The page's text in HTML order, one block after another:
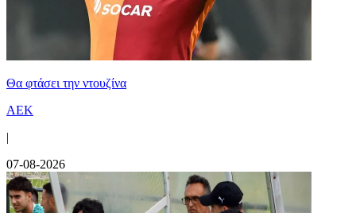
Θα φτάσει την ντουζίνα
ΑΕΚ
|
07-08-2026